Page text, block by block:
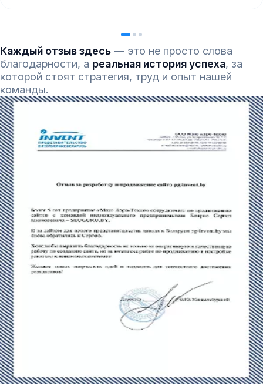
Каждый отзыв здесь — это не просто слова
благодарности, а реальная история успеха, за
которой стоят стратегия, труд и опыт нашей
команды.